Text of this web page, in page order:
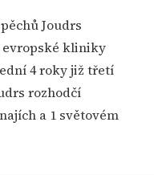
Joudrs
evropské kliniky
4 roky již třetí
rozhodčí
a 1 světovém